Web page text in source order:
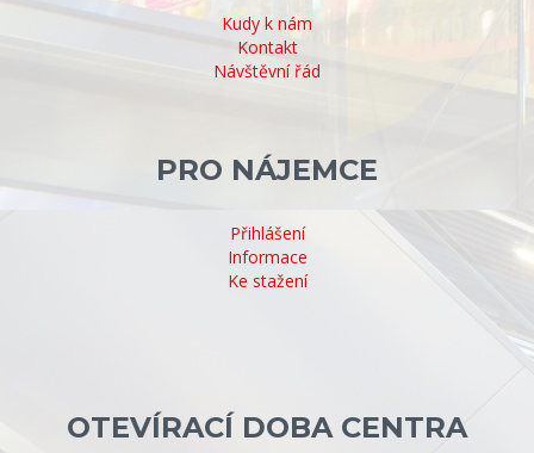
Kudy k nám
Kontakt
Návštěvní řád
PRO NÁJEMCE
Přihlášení
Informace
Ke stažení
OTEVÍRACÍ DOBA CENTRA